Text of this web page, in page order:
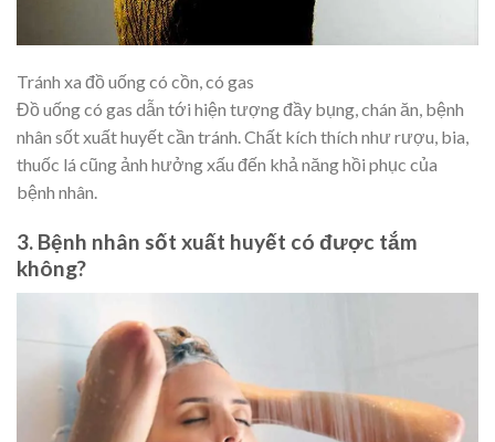
Tránh xa đồ uống có cồn, có gas
Đồ uống có gas dẫn tới hiện tượng đầy bụng, chán ăn, bệnh
nhân sốt xuất huyết cần tránh. Chất kích thích như rượu, bia,
thuốc lá cũng ảnh hưởng xấu đến khả năng hồi phục của
bệnh nhân.
3. Bệnh nhân sốt xuất huyết có được tắm
không?